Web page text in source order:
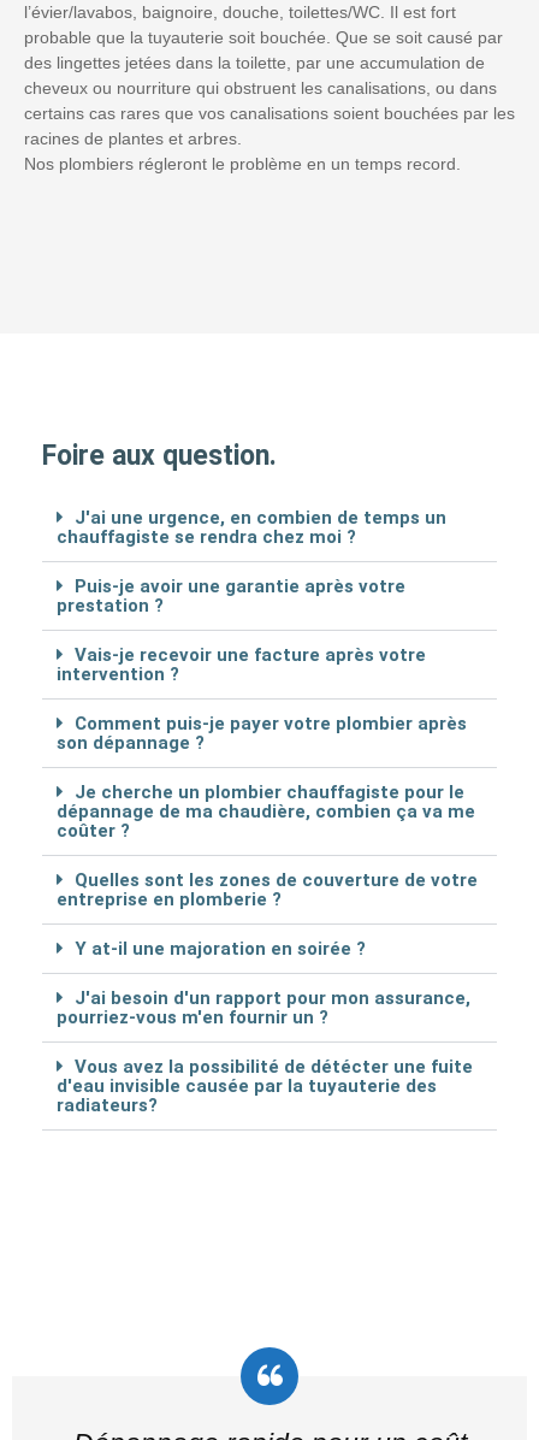
l’évier/lavabos, baignoire, douche, toilettes/WC. Il est fort
probable que la tuyauterie soit bouchée. Que se soit causé par
des lingettes jetées dans la toilette, par une accumulation de
cheveux ou nourriture qui obstruent les canalisations, ou dans
certains cas rares que vos canalisations soient bouchées par les
racines de plantes et arbres.
Nos plombiers régleront le problème en un temps record.
Foire aux question.
J'ai une urgence, en combien de temps un
chauffagiste se rendra chez moi ?
Puis-je avoir une garantie après votre
prestation ?
Vais-je recevoir une facture après votre
intervention ?
Comment puis-je payer votre plombier après
son dépannage ?
Je cherche un plombier chauffagiste pour le
dépannage de ma chaudière, combien ça va me
coûter ?
Quelles sont les zones de couverture de votre
entreprise en plomberie ?
Y at-il une majoration en soirée ?
J'ai besoin d'un rapport pour mon assurance,
pourriez-vous m'en fournir un ?
Vous avez la possibilité de détécter une fuite
d'eau invisible causée par la tuyauterie des
radiateurs?